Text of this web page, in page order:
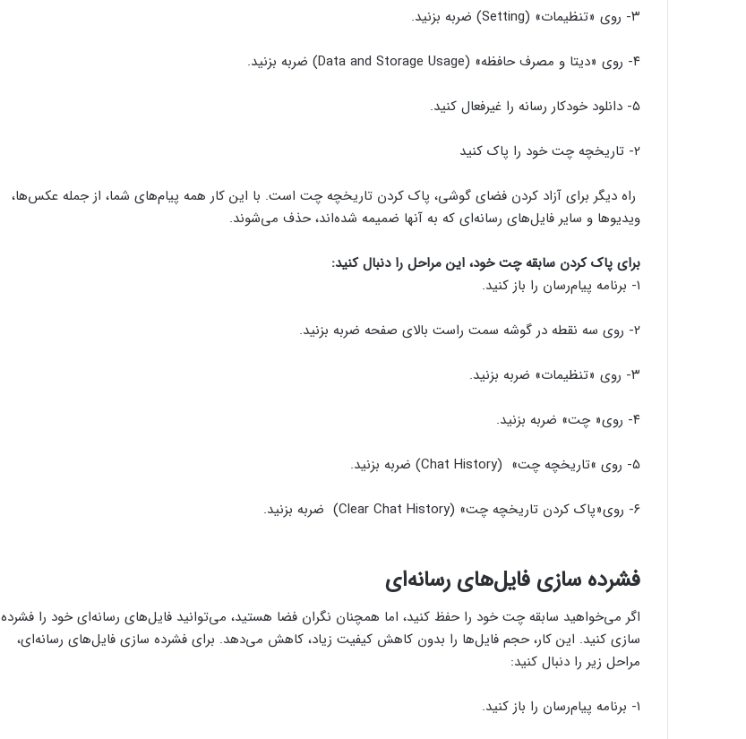
۳- روی «تنظیمات» (Setting) ضربه بزنید.
۴- روی «دیتا و مصرف حافظه» (Data and Storage Usage) ضربه بزنید.
۵- دانلود خودکار رسانه را غیرفعال کنید.
۲- تاریخچه چت خود را پاک کنید
راه دیگر برای آزاد کردن فضای گوشی، پاک کردن تاریخچه چت است. با این کار همه پیام‌های شما، از جمله عکس‌ها،
ویدیوها و سایر فایل‌های رسانه‌ای که به آنها ضمیمه شده‌اند، حذف می‌شوند.
برای پاک کردن سابقه چت خود، این مراحل را دنبال کنید:
۱- برنامه پیام‌رسان را باز کنید.
۲- روی سه نقطه در گوشه سمت راست بالای صفحه ضربه بزنید.
۳- روی «تنظیمات» ضربه بزنید.
۴- روی« چت» ضربه بزنید.
۵- روی »تاریخچه چت» (Chat History) ضربه بزنید.
۶- روی«پاک کردن تاریخچه چت» (Clear Chat History) ضربه بزنید.
فشرده سازی فایل‌های رسانه‌ای
اگر می‌خواهید سابقه چت خود را حفظ کنید، اما همچنان نگران فضا هستید، می‌توانید فایل‌های رسانه‌ای خود را فشرده
سازی کنید. این کار، حجم فایل‌ها را بدون کاهش کیفیت زیاد، کاهش می‌دهد. برای فشرده سازی فایل‌های رسانه‌ای،
مراحل زیر را دنبال کنید:
۱- برنامه پیام‌رسان را باز کنید.